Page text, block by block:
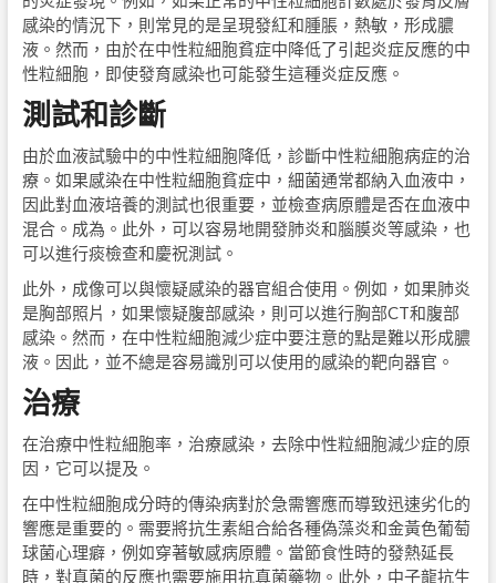
感染的情況下，則常見的是呈現發紅和腫脹，熱敏，形成膿
液。然而，由於在中性粒細胞貧症中降低了引起炎症反應的中
性粒細胞，即使發育感染也可能發生這種炎症反應。
測試和診斷
由於血液試驗中的中性粒細胞降低，診斷中性粒細胞病症的治
療。如果感染在中性粒細胞貧症中，細菌通常都納入血液中，
因此對血液培養的測試也很重要，並檢查病原體是否在血液中
混合。成為。此外，可以容易地開發肺炎和腦膜炎等感染，也
可以進行痰檢查和慶祝測試。
此外，成像可以與懷疑感染的器官組合使用。例如，如果肺炎
是胸部照片，如果懷疑腹部感染，則可以進行胸部CT和腹部
感染。然而，在中性粒細胞減少症中要注意的點是難以形成膿
液。因此，並不總是容易識別可以使用的感染的靶向器官。
治療
在治療中性粒細胞率，治療感染，去除中性粒細胞減少症的原
因，它可以提及。
在中性粒細胞成分時的傳染病對於急需響應而導致迅速劣化的
響應是重要的。需要將抗生素組合給各種偽藻炎和金黃色葡萄
球菌心理癖，例如穿著敏感病原體。當節食性時的發熱延長
時，對真菌的反應也需要施用抗真菌藥物。此外，中子龍抗生